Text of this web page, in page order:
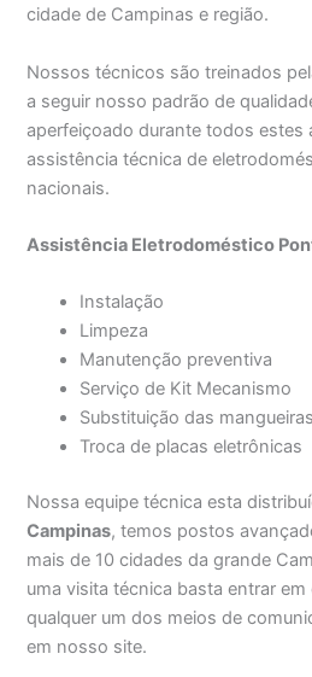
cidade de Campinas e região.
Nossos técnicos são treinados
a seguir nosso padrão de
aperfeiçoado durante todos estes
assistência técnica de
nacionais.
Assistência Eletrodoméstico
Instalação
Limpeza
Manutenção preventiva
Serviço de Kit Mecanismo
Substituição das
Troca de placas eletrônicas
Nossa equipe técnica esta
Campinas, temos postos
mais de 10 cidades da grande
uma visita técnica basta entrar
qualquer um dos meios de
em nosso site.